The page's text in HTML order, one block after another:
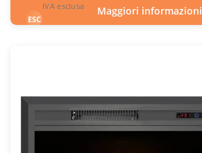
ESC
IVA esclusa
548€esclusa 22.0% IVA
Codice articolo: ELP-10-141
Maggiori informazioni